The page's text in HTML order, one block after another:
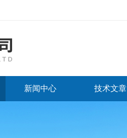
新闻中心 技术文章